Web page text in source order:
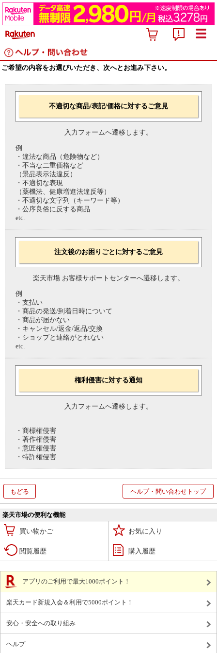
ご希望の内容をお選びいただき、次へとお進み下さい。
不適切な商品/表記/価格に対するご意見
入力フォームへ遷移します。
例
・違法な商品（危険物など）
・不当な二重価格など
（景品表示法違反）
・不適切な表現
（薬機法、健康増進法違反等）
・不適切な文字列（キーワード等）
・公序良俗に反する商品
etc.
注文後のお困りごとに対するご意見
楽天市場 お客様サポートセンターへ遷移します。
例
・支払い
・商品の発送/到着日時について
・商品が届かない
・キャンセル/返金/返品/交換
・ショップと連絡がとれない
etc.
権利侵害に対する通知
入力フォームへ遷移します。
・商標権侵害
・著作権侵害
・意匠権侵害
・特許権侵害
もどる ヘルプ・問い合わせトップ
楽天市場の便利な機能
買い物かご お気に入り
閲覧履歴 購入履歴
アプリのご利用で最大1000ポイント！
楽天カード新規入会＆利用で5000ポイント！
安心・安全への取り組み
ヘルプ